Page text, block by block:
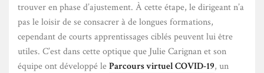
trouver en phase d’ajustement. À cette étape, le dirigeant n’a
pas le loisir de se consacrer à de longues formations,
cependant de courts apprentissages ciblés peuvent lui être
utiles. C’est dans cette optique que Julie Carignan et son
équipe ont développé leParcours virtuel COVID-19, un